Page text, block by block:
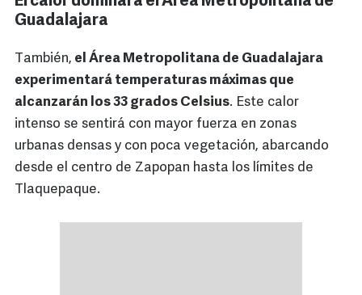
Guadalajara
También, el Área Metropolitana de Guadalajara
experimentará temperaturas máximas que
alcanzarán los 33 grados Celsius. Este calor
intenso se sentirá con mayor fuerza en zonas
urbanas densas y con poca vegetación, abarcando
desde el centro de Zapopan hasta los límites de
Tlaquepaque.